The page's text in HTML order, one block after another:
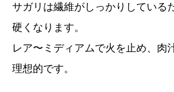
サガリは繊維がしっかりしている
硬くなります。
レア〜ミディアムで火を止め、肉
理想的です。